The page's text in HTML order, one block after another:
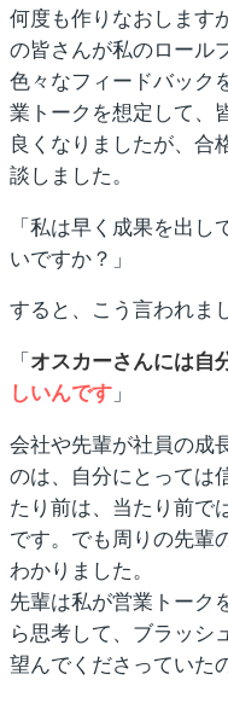
何度も作りなおします
の皆さんが私のロール
色々なフィードバック
業トークを想定して、
良くなりましたが、合
談しました。
「私は早く成果を出
いですか？」
すると、こう言われま
「 オスカーさんには自
しいんです 」
会社や先輩が社員の成
のは、自分にとっては
たり前は、当たり前で
です。でも周りの先輩
わかりました。
先輩は私が営業トーク
ら思考して、ブラッシ
望んでくださっていた